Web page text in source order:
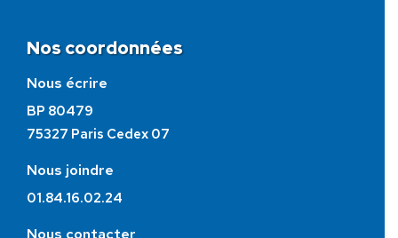
Nos coordonnées
Nous écrire
BP 80479
75327 Paris Cedex 07
Nous joindre
01.84.16.02.24
Nous contacter